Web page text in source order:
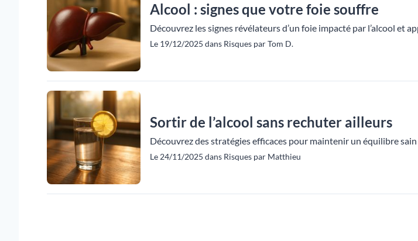
Alcool : signes que votre foie souffre
Découvrez les signes révélateurs d’un foie impacté par l’alcool et
Le 19/12/2025 dans Risques par Tom D.
Sortir de l’alcool sans rechuter ailleurs
Découvrez des stratégies efficaces pour maintenir un équilibre
Le 24/11/2025 dans Risques par Matthieu